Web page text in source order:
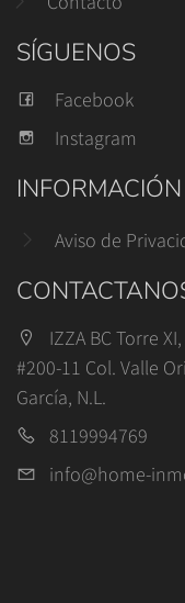
SÍGUENOS
Facebook
Instagram
Aviso de
IZZA BC Torre
#200-11 Col. Valle
García, N.L.
8119994769
info@home-